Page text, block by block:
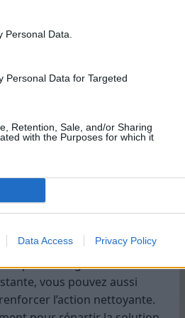
Data.
Personal Data for Targeted
Retention, Sale, and/or Sharing
with the Purposes for which it
Data Access Privacy Policy
les bouteilles ou
la gourde
au vinaigre
et ajoutez-y une quantité
ml pour une gourde
vous pouvez aussi
l’action nettoyante.